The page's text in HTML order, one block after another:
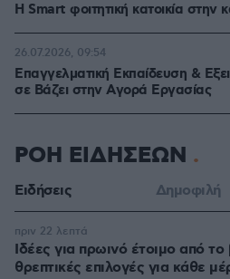
Η Smart φοιτητική κατοικία στην
Επαγγελματική Εκπαίδευση &
σε Bάζει στην Aγορά Eργασίας
26.07.2026, 09:54
ΡΟΗ ΕΙΔΗΣΕΩΝ
Ειδήσεις Δημοφιλή
Ιδέες για πρωινό έτοιμο από
θρεπτικές επιλογές για κάθε
πριν 22 λεπτά